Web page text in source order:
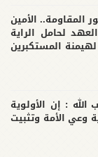
المقاومة.. الأمين
لحامل الراية
المستكبرين
: إن الأولوية
وعي الأمة وتثبيت